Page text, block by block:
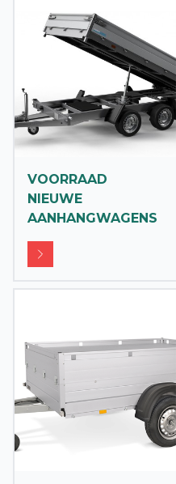
VOORRAAD
NIEUWE
AANHANGWAGENS